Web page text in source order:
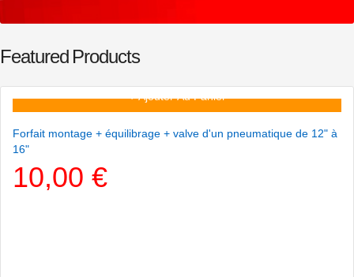
Featured Products
+ Ajouter Au Panier
Forfait montage + équilibrage + valve d'un pneumatique de 12" à
16"
10,00 €